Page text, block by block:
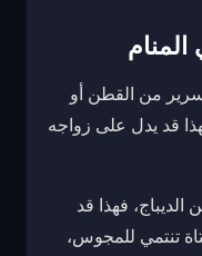
من القطن أو
قد يدل على زواجه
فهذا قد
تنتمي للمجوس،